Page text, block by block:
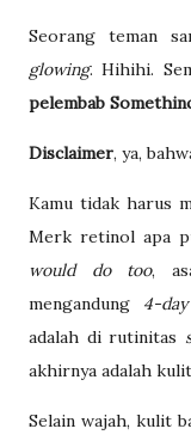
Seorang teman
glowing. Hihihi.
pelembab
Disclaimer, ya,
Kamu tidak harus
Merk retinol apa
would do too,
mengandung 4-
adalah di rutinitas
akhirnya adalah
Selain wajah, kulit